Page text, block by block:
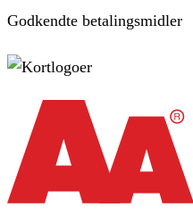
Godkendte betalingsmidler